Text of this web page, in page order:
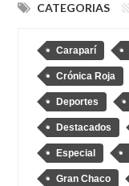
CATEGORIAS
Caraparí
Crónica Roja
Deportes
Destacados
Especial
Gran Chaco